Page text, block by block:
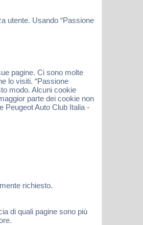
utente. Usando “Passione
pagine. Ci sono molte
lo visiti. “Passione
modo. Alcuni cookie
parte dei cookie non
Peugeot Auto Club Italia -
richiesto.
di quali pagine sono più